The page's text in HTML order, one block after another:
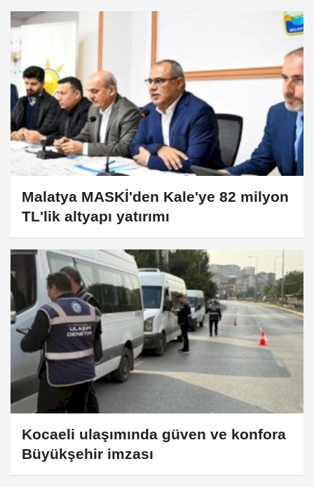
Malatya MASKİ'den Kale'ye 82 milyon
TL'lik altyapı yatırımı
Kocaeli ulaşımında güven ve konfora
Büyükşehir imzası